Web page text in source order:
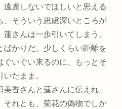
慮しないでほしいと思える
そういう思慮深いところが
さんは一歩引いてしまう。
かりだ。少しくらい距離を
ぐいぐい来るのに、もっとそ
たまま。
香さんと蓮さんに伝えれ
それとも、菊花の偽物でしか